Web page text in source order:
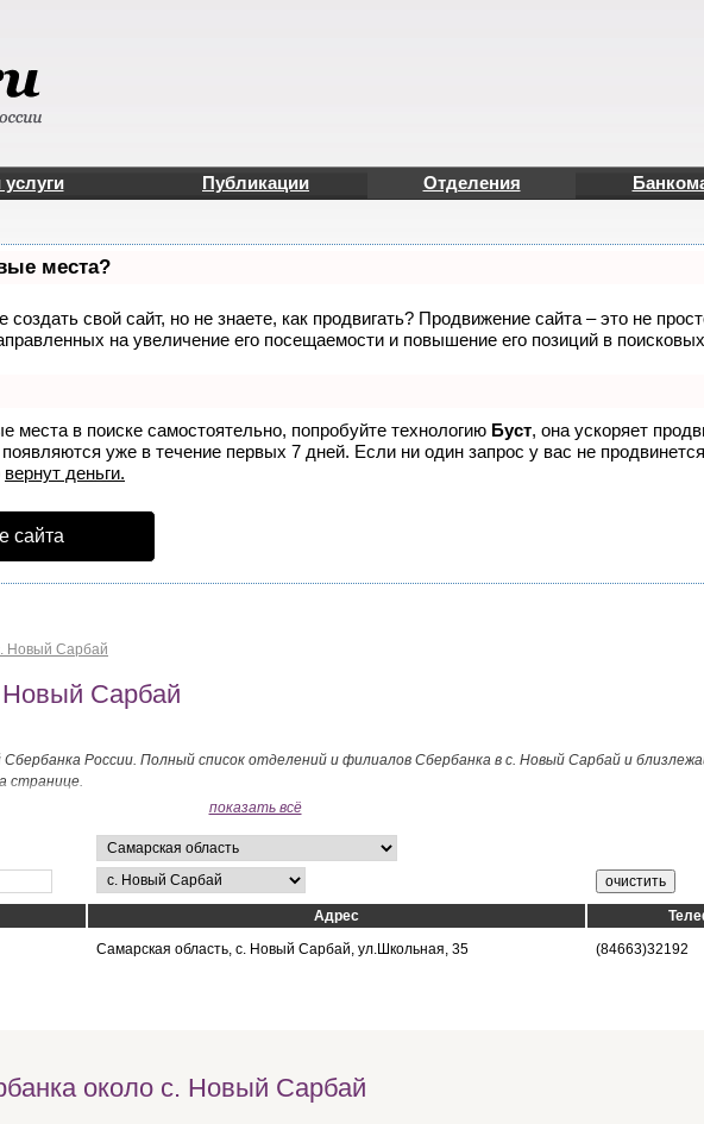
Публикации Отделения
места?
свой сайт, но не знаете, как продвигать? Продвижение сайта – это не
на увеличение его посещаемости и повышение его позиций в
места в поиске самостоятельно, попробуйте технологию Буст, она ускоряет
уже в течение первых 7 дней. Если ни один запрос у вас не
вернут деньги.
сайта
Новый Сарбай
Новый Сарбай
России. Полный список отделений и филиалов Сбербанка в с. Новый Сарбай и
странице.
показать всё
Адрес
Самарская область, с. Новый Сарбай, ул.Школьная, 35 (84663)32192
около с. Новый Сарбай